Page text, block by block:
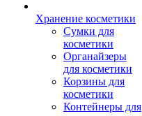
Хранение косметики
Сумки для
косметики
Органайзеры
для косметики
Корзины для
косметики
Контейнеры для